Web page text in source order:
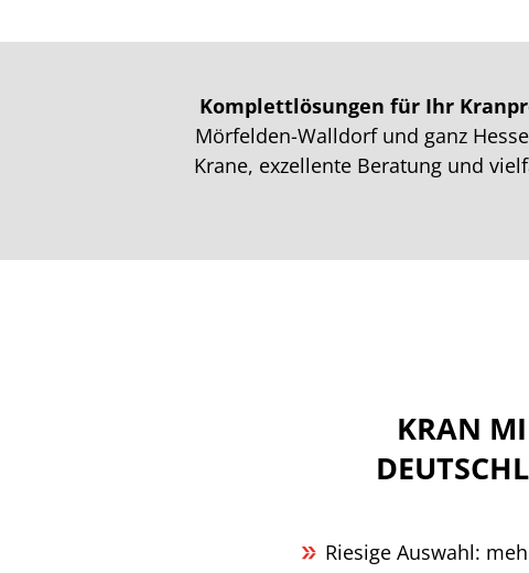
Komplettlösungen für Ihr
Mörfelden-Walldorf und ganz
Krane, exzellente Beratung und
KRAN
Riesige Auswahl: